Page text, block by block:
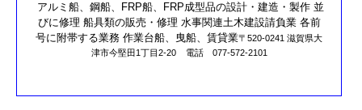
第17回オーナーズカップを更新しました。
R元/10/25クラブハウスのリニューアルが完了しました。
R元/8/25果情報更新しました
アルミ船、鋼船、FRP船、FRP成型品の設計・建造・製作 並
びに修理 船具類の販売・修理 水事関連土木建設請負業 各前
号に附帯する業務 作業台船、曳船、賃貸業〒520-0241 滋賀県大
津市今堅田1丁目2-20
電話 077-572-2101